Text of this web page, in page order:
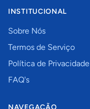
INSTITUCIONAL
Sobre Nós
Termos de Serviço
Política de Privacidade
FAQ's
NAVEGAÇÃO